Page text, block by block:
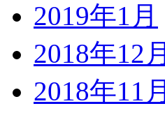
2019年1月
2018年12月
2018年11月